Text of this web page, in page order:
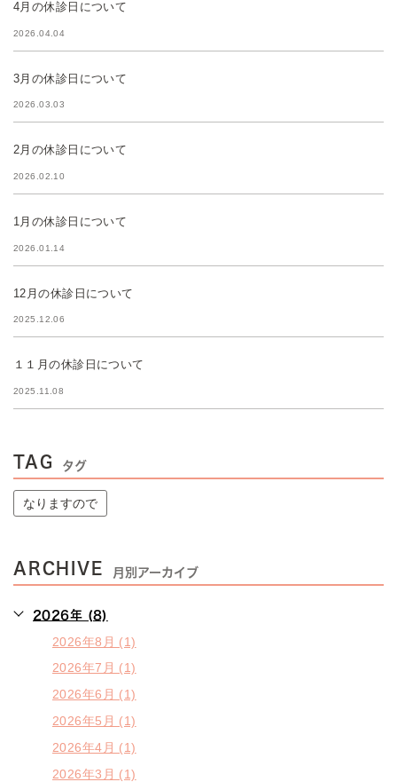
4月の休診日について
2026.04.04
3月の休診日について
2026.03.03
2月の休診日について
2026.02.10
1月の休診日について
2026.01.14
12月の休診日について
2025.12.06
１１月の休診日について
2025.11.08
TAG タグ
なりますので
ARCHIVE 月別アーカイブ
2026年 (8)
2026年8月 (1)
2026年7月 (1)
2026年6月 (1)
2026年5月 (1)
2026年4月 (1)
2026年3月 (1)